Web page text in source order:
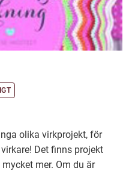
olika virkprojekt, för
Det finns projekt
mer. Om du är